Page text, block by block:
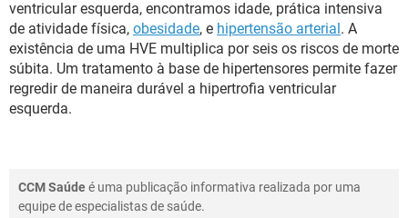
ventricular esquerda, encontramos idade, prática intensiva
de atividade física, obesidade, e hipertensão arterial. A
existência de uma HVE multiplica por seis os riscos de morte
súbita. Um tratamento à base de hipertensores permite fazer
regredir de maneira durável a hipertrofia ventricular
esquerda.
CCM Saúdeé uma publicação informativa realizada por uma
equipe de especialistas de saúde.